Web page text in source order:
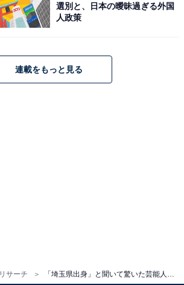
リサーチ 「埼玉県出身」と聞いて驚いた芸能人ランキング！ 2位「田中みな実」を抑えた1位は？
選別と、日本の曖昧過ぎる外国
人政策
連載をもっと見る